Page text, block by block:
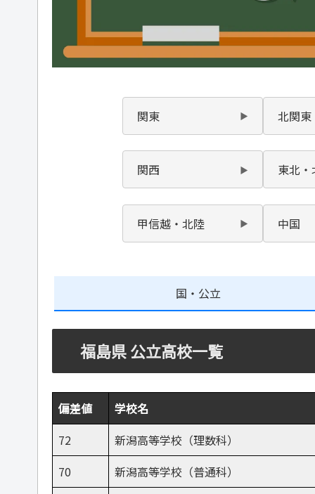
関東 北関東
関西 東北
甲信越・北陸 中国
国・公立
福島県 公立高校一覧
偏差値
学校名
72
新潟高等学校（理数科）
70
新潟高等学校（普通科）